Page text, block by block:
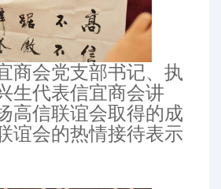
会党支部书记、执
生代表信宜商会讲
高信联谊会取得的成
谊会的热情接待表示